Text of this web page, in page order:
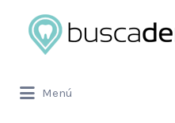
Buscar
por:
Menú
por: